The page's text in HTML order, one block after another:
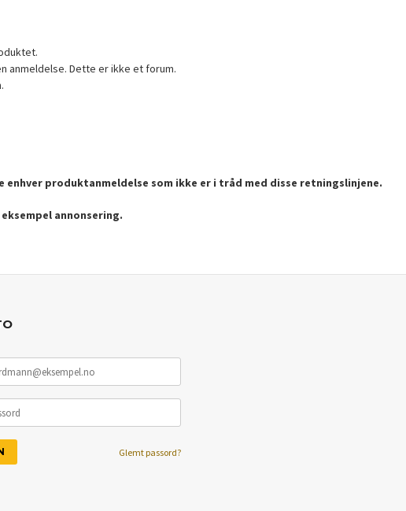
anmeldelse. Dette er ikke et forum.
produktanmeldelse som ikke er i tråd med disse retningslinjene.
annonsering.
Glemt passord?